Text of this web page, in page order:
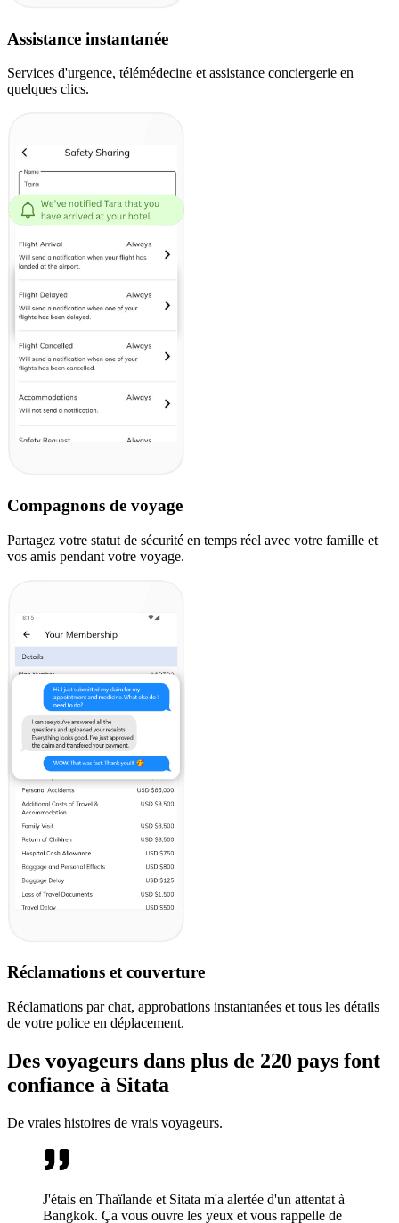
Assistance instantanée
Services d'urgence, télémédecine et assistance conciergerie en
quelques clics.
Compagnons de voyage
Partagez votre statut de sécurité en temps réel avec votre famille et
vos amis pendant votre voyage.
Réclamations et couverture
Réclamations par chat, approbations instantanées et tous les détails
de votre police en déplacement.
Des voyageurs dans plus de 220 pays font
confiance à Sitata
De vraies histoires de vrais voyageurs.
J'étais en Thaïlande et Sitata m'a alertée d'un attentat à
Bangkok. Ça vous ouvre les yeux et vous rappelle de